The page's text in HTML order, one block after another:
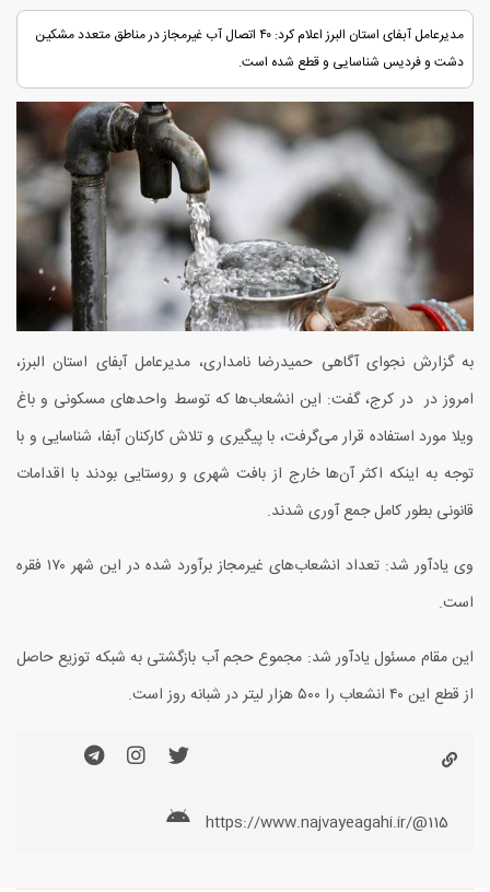
مدیرعامل آبفای استان البرز اعلام کرد: ۴۰ اتصال آب غیرمجاز در مناطق متعدد مشکین
دشت و فردیس شناسایی و قطع شده است.
به گزارش نجوای آگاهی حمیدرضا نامداری، مدیرعامل آبفای استان البرز،
امروز در در کرج، گفت: این انشعاب‌ها که توسط واحد‌های مسکونی و باغ
ویلا مورد استفاده قرار می‌گرفت، با پیگیری و تلاش کارکنان آبفا، شناسایی و با
توجه به اینکه اکثر آن‌ها خارج از بافت شهری و روستایی بودند با اقدامات
قانونی بطور کامل جمع آوری شدند.
وی یادآور شد: تعداد انشعاب‌های غیرمجاز برآورد شده در این شهر ۱۷۰ فقره
است.
این مقام مسئول یادآور شد: مجموع حجم آب بازگشتی به شبکه توزیع حاصل
از قطع این ۴۰ انشعاب را ۵۰۰ هزار لیتر در شبانه روز است.
https://www.najvayeagahi.ir/@115